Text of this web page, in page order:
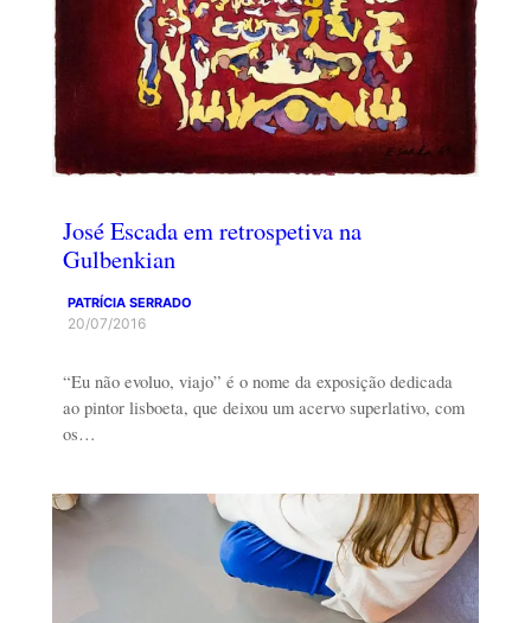
José Escada em retrospetiva na
Gulbenkian
PATRÍCIA SERRADO
20/07/2016
“Eu não evoluo, viajo” é o nome da exposição dedicada
ao pintor lisboeta, que deixou um acervo superlativo, com
os…